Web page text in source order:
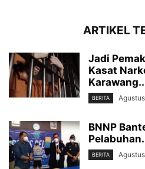
ARTIKEL
Jadi
Kasat
BERITA
BNNP
BERITA